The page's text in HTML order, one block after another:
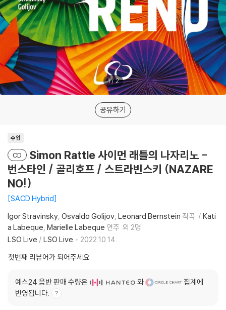
1/2
공유하기
수입
CD
Simon Rattle 사이먼 래틀의 나자리노 -
번스타인 / 골리호프 / 스트라빈스키 (NAZARE
NO!)
SACD Hybrid
Igor Stravinsky Osvaldo Golijov Leonard Bernstein 작곡
Kati
a Labeque Marielle Labeque 연주 외 2명
LSO Live / LSO Live
2022.10.14.
첫번째 리뷰어가 되어주세요
예스24 음반 판매 수량은 와
집계에
반영됩니다.